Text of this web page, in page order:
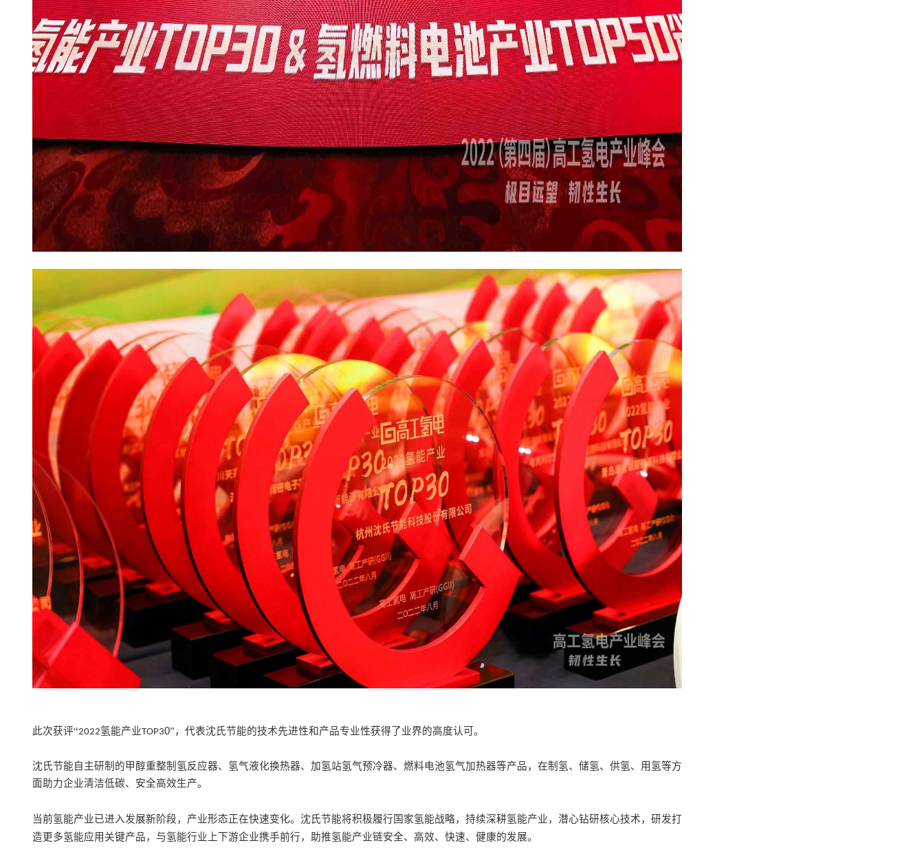
此次获评“2022氢能产业TOP30”， 代表沈氏节能的技术先进性和产品专业性获得了业界的高度认可。
沈氏节能 自主研制的甲醇重整制氢反应器、 氢气液化换热器、 加氢站氢气预冷器、 燃料电池氢气加热器等产品， 在制氢、储氢、供氢、 用氢等方
面助力企业清洁低碳、安全高效生产。
当前氢能产业已进入发展新阶段，产业形态正在快速变化。 沈氏节能将积极履行国家氢能战略，持续深耕氢能产业， 潜心钻研核心技术，研发打
造更多氢能应用关键产品， 与氢能行业上下游企业携手前行， 助推氢能产业链安全、高效、 快速、健康的发展。